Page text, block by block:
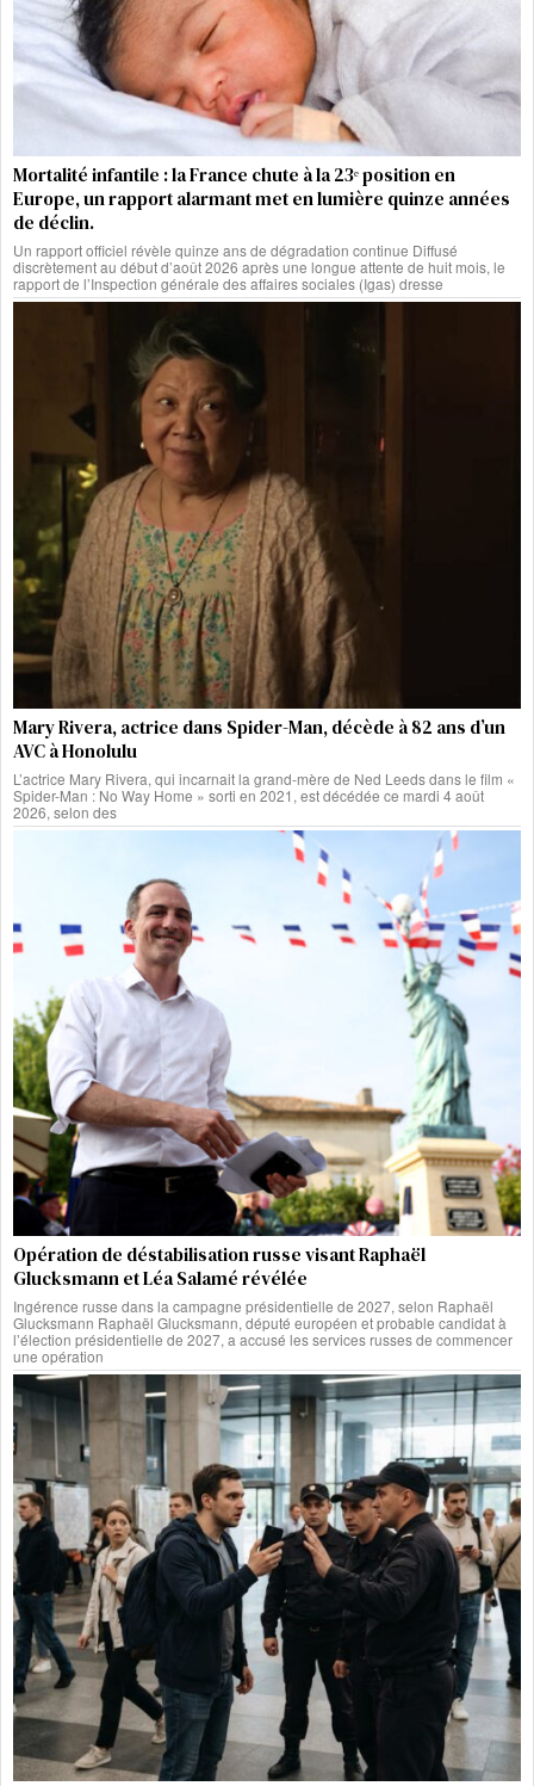
Mortalité infantile : la France chute à la 23ᵉ position en
Europe, un rapport alarmant met en lumière quinze années
de déclin.
Un rapport officiel révèle quinze ans de dégradation continue Diffusé
discrètement au début d’août 2026 après une longue attente de huit mois, le
rapport de l’Inspection générale des affaires sociales (Igas) dresse
Mary Rivera, actrice dans Spider-Man, décède à 82 ans d’un
AVC à Honolulu
L’actrice Mary Rivera, qui incarnait la grand-mère de Ned Leeds dans le film «
Spider-Man : No Way Home » sorti en 2021, est décédée ce mardi 4 août
2026, selon des
Opération de déstabilisation russe visant Raphaël
Glucksmann et Léa Salamé révélée
Ingérence russe dans la campagne présidentielle de 2027, selon Raphaël
Glucksmann Raphaël Glucksmann, député européen et probable candidat à
l’élection présidentielle de 2027, a accusé les services russes de commencer
une opération